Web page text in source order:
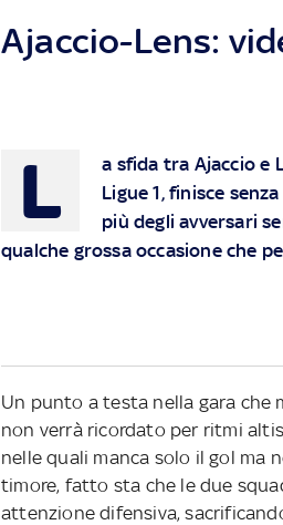
Ajaccio-Lens:
L
a sfida tra Ajaccio e
Ligue 1, finisce
più degli avversari
qualche grossa occasione che
Un punto a testa nella gara che
non verrà ricordato per ritmi
nelle quali manca solo il gol ma
timore, fatto sta che le due
attenzione difensiva,